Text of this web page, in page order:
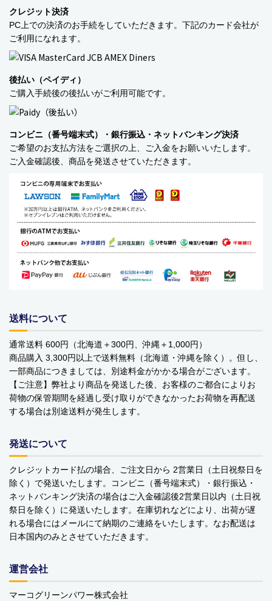
日用品・雑貨
コンテナキャリー
バッグ・カート
美容
アパレル
アクセサリー
アウトドア
健康・フィットネス
防災用品・保存食品
家電
おもちゃ・ホビー
ベビーおもちゃ・子供用品
賞味期限間近・訳あり大特価
直輸入品
ブランドから探す
MESH ジュエリー
Bellini バッグ(イタリア)
alico バルサミコ酢
TEJAKULA 塩
ムーミン
クレジット決済
PC上での決済のお手続をしていただきます。下記のカード会社が
ご利用になれます。
後払い（ペイディ）
ご購入手続後の後払いがご利用可能です。
コンビニ（番号端末式）・銀行振込・ネットバンキング決済
ご希望のお支払方法をご選択の上、ご入金をお願いいたします。
ご入金確認後、商品を発送させていただきます。
送料について
通常送料 600円（北海道＋300円、沖縄＋1,000円）
商品購入 3,300円以上で送料無料（北海道・沖縄を除く）。但し、
一部商品につきましては、別途料金がかかる場合がございます。
【ご注意】弊社より商品を発送した後、お客様のご都合によりお
荷物の保管期間を経過し受け取りができなかったお荷物を再配送
する場合は別途送料が発生します。
発送について
クレジットカード払の場合、ご注文日から 2営業日（土日祝祭日を
除く）で発送いたします。コンビニ（番号端末式）・銀行振込・
ネットバンキング決済の場合はご入金確認後2営業日以内（土日祝
祭日を除く）に発送いたします。在庫切れなどにより、出荷が遅
れる場合にはメールにて納期のご連絡をいたします。なお配送は
日本国内のみとさせていただきます。
運営会社
マーコグリーンパワー株式会社